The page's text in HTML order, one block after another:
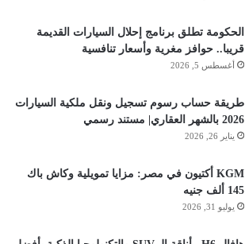
الحكومة تطلق برنامج إحلال السيارات القديمة
قريبا.. حوافز مغرية وأسعار تنافسية
أغسطس 5, 2026
طريقة حساب رسوم تسجيل ونقل ملكية السيارات
2026 بالشهر العقاري| مستند رسمي
يناير 26, 2026
KGM أكتيون في مصر: مزايا تمويلية وكاش باك
145 ألف جنيه
يوليو 31, 2026